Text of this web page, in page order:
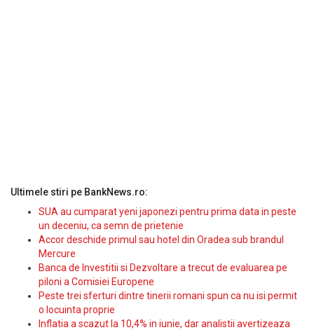
Ultimele stiri pe BankNews.ro:
SUA au cumparat yeni japonezi pentru prima data in peste
un deceniu, ca semn de prietenie
Accor deschide primul sau hotel din Oradea sub brandul
Mercure
Banca de Investitii si Dezvoltare a trecut de evaluarea pe
piloni a Comisiei Europene
Peste trei sferturi dintre tinerii romani spun ca nu isi permit
o locuinta proprie
Inflatia a scazut la 10,4% in iunie, dar analistii avertizeaza